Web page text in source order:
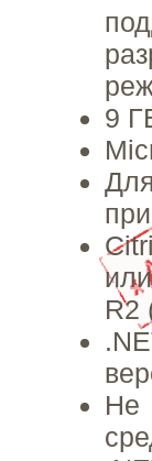
9
R2
Не